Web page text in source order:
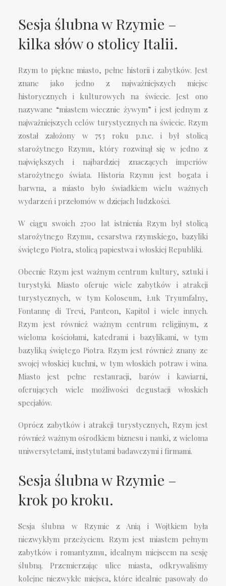
Sesja ślubna w Rzymie –
kilka słów o stolicy Italii.
Rzym to piękne miasto, pełne historii i zabytków. Jest
znane jako jedno z najważniejszych miejsc
historycznych i kulturowych na świecie. Jest ono
nazywane “miastem wiecznie żywym” i jest jednym z
najważniejszych celów turystycznych na świecie. Rzym
został założony w 753 roku p.n.e. i był stolicą
starożytnego Rzymu, który rozwinął się w jedno z
największych i najbardziej znaczących imperiów
starożytnego świata. Historia Rzymu jest bogata i
barwna, a miasto było świadkiem wielu ważnych
wydarzeń i przełomów w dziejach ludzkości.
W ciągu swoich 2700 lat istnienia Rzym był stolicą
starożytnego Rzymu, cesarstwa rzymskiego, bazyliki
świętego Piotra, stolicą papiestwa i włoskiej Republiki.
Obecnie Rzym jest ważnym centrum kultury, sztuki i
turystyki. Miasto oferuje wiele zabytków i atrakcji
turystycznych, w tym Koloseum, Łuk Tryumfalny,
Fontannę di Trevi, Panteon, Kapitol i wiele innych.
Rzym jest również ważnym centrum religijnym, z
wieloma kościołami, katedrami i bazylikami, w tym
bazyliką świętego Piotra. Rzym jest również znany ze
swojej włoskiej kuchni, w tym włoskich potraw i wina.
Miasto jest pełne restauracji, barów i kawiarni,
oferujących wiele możliwości degustacji włoskich
specjałów.
Oprócz zabytków i atrakcji turystycznych, Rzym jest
również ważnym ośrodkiem biznesu i nauki, z wieloma
uniwersytetami, instytutami badawczymi i firmami.
Sesja ślubna w Rzymie –
krok po kroku.
Sesja ślubna w Rzymie z Anią i Wojtkiem była
niezwykłym przeżyciem. Rzym jest miastem pełnym
zabytków i romantyzmu, idealnym miejscem na sesję
ślubną. Przemierzając ulice miasta, odkrywaliśmy
kolejne niezwykłe miejsca, które idealnie pasowały do